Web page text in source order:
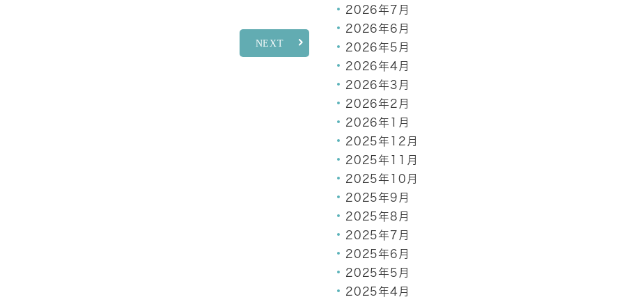
NEXT
2026年7月
2026年6月
2026年5月
2026年4月
2026年3月
2026年2月
2026年1月
2025年12月
2025年11月
2025年10月
2025年9月
2025年8月
2025年7月
2025年6月
2025年5月
2025年4月